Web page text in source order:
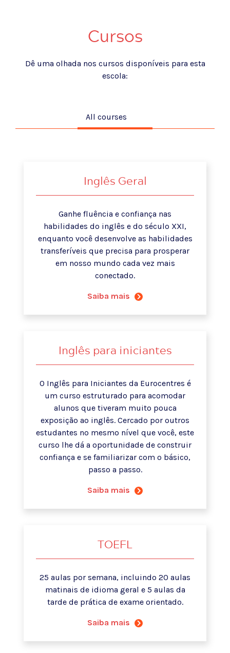
Cursos
Dê uma olhada nos cursos disponíveis para esta
escola:
All courses
Inglês Geral
Ganhe fluência e confiança nas
habilidades do inglês e do século XXI,
enquanto você desenvolve as habilidades
transferíveis que precisa para prosperar
em nosso mundo cada vez mais
conectado.
Saiba mais
Inglês para iniciantes
O Inglês para Iniciantes da Eurocentres é
um curso estruturado para acomodar
alunos que tiveram muito pouca
exposição ao inglês. Cercado por outros
estudantes no mesmo nível que você, este
curso lhe dá a oportunidade de construir
confiança e se familiarizar com o básico,
passo a passo.
Saiba mais
TOEFL
25 aulas por semana, incluindo 20 aulas
matinais de idioma geral e 5 aulas da
tarde de prática de exame orientado.
Saiba mais